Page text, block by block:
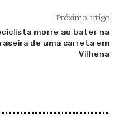
Próximo artigo
morre ao bater na
de uma carreta em
Vilhena